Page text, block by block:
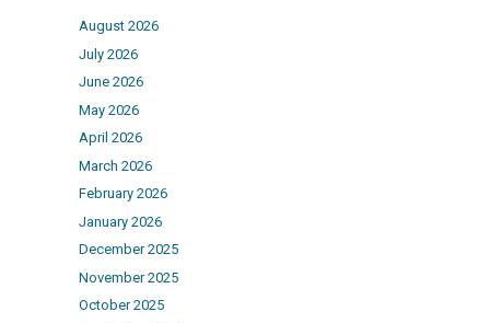
August 2026
July 2026
June 2026
May 2026
April 2026
March 2026
February 2026
January 2026
December 2025
November 2025
October 2025